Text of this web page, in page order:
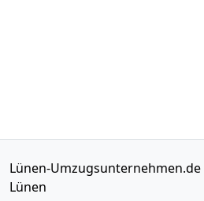
Lünen-Umzugsunternehmen.de
Lünen